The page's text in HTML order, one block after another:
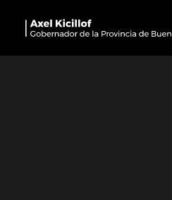
Nueva Escuela
en Presidente